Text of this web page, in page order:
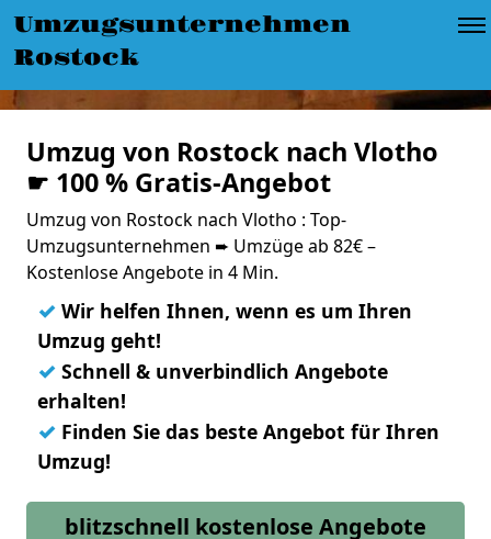
Umzugsunternehmen
Rostock
Umzug von Rostock nach Vlotho
☛ 100 % Gratis-Angebot
Umzug von Rostock nach Vlotho : Top-
Umzugsunternehmen ➨ Umzüge ab 82€ –
Kostenlose Angebote in 4 Min.
✓ Wir helfen Ihnen, wenn es um Ihren
Umzug geht!
✓ Schnell & unverbindlich Angebote
erhalten!
✓ Finden Sie das beste Angebot für Ihren
Umzug!
blitzschnell kostenlose Angebote